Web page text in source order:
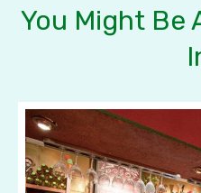
You Might Be